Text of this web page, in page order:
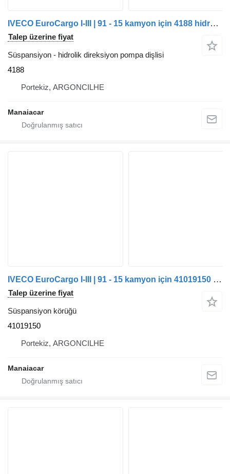
IVECO EuroCargo I-III | 91 - 15 kamyon için 4188 hidrolik direksiyon pompa dişlisi
Talep üzerine fiyat
Süspansiyon - hidrolik direksiyon pompa dişlisi
4188
Portekiz, ARGONCILHE
Manaiacar
IVECO EuroCargo I-III | 91 - 15 kamyon için 41019150 süspansiyon körüğü
Talep üzerine fiyat
Süspansiyon körüğü
41019150
Portekiz, ARGONCILHE
Manaiacar